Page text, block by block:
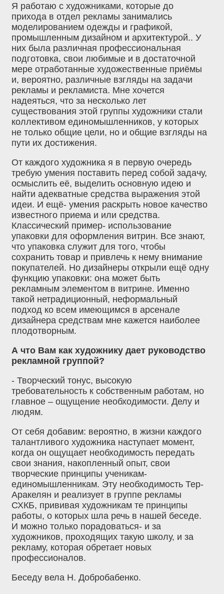
Я работаю с художниками, которые до
прихода в отдел рекламы занимались
моделированием одежды и графикой,
промышленным дизайном и архитектурой.. У
них была различная профессиональная
подготовка, свои любимые и в достаточной
мере отработанные художественные приёмы
и, вероятно, различные взгляды на задачи
рекламы и рекламиста. Мне хочется
надеяться, что за несколько лет
существования этой группы художники стали
коллективом единомышленников, у которых
не только общие цели, но и общие взгляды на
пути их достижения.
От каждого художника я в первую очередь
требую умения поставить перед собой задачу,
осмыслить её, выделить основную идею и
найти адекватные средства выражения этой
идеи. И ещё- умения раскрыть новое качество
известного приема и или средства.
Классический пример- использование
упаковки для оформления витрин. Все знают,
что упаковка служит для того, чтобы
сохранить товар и привлечь к нему внимание
покупателей. Но дизайнеры открыли ещё одну
функцию упаковки: она может быть
рекламным элементом в витрине. Именно
такой нетрадиционный, неформальный
подход ко всем имеющимся в арсенале
дизайнера средствам мне кажется наиболее
плодотворным.
А что Вам как художнику дает руководство
рекламной группой?
- Творческий тонус, высокую
требовательность к собственным работам, но
главное – ощущение необходимости. Делу и
людям.
От себя добавим: вероятно, в жизни каждого
талантливого художника наступает момент,
когда он ощущает необходимость передать
свои знания, накопленный опыт, свои
творческие принципы ученикам-
единомышленникам. Эту необходимость Тер-
Аракелян и реализует в группе рекламы
СХКБ, прививая художникам те принципы
работы, о которых шла речь в нашей беседе.
И можно только порадоваться- и за
художников, проходящих такую школу, и за
рекламу, которая обретает новых
профессионалов.
Беседу вела Н. Добробабенко.